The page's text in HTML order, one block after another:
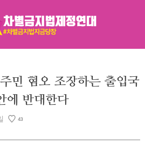
민 혐오 조장하는 출입국
에 반대한다
43